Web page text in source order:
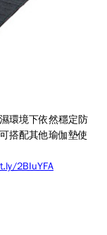
環境下依然穩定防
搭配其他瑜伽墊使
2BIuYFA